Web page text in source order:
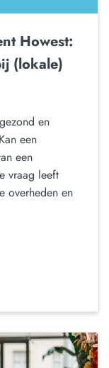
Howest:
(lokale)
en
een
een
vraag leeft
overheden en